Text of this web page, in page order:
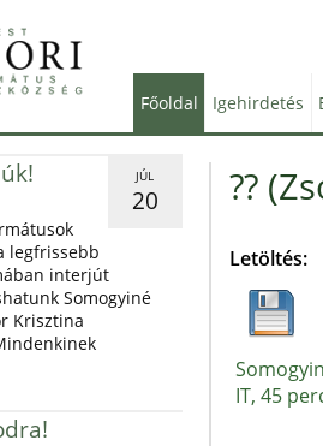
Főoldal Igehirdetés
JÚL
20
legfrissebb
interjút
Somogyiné
Krisztina
??
Letöltés:
IT, 45